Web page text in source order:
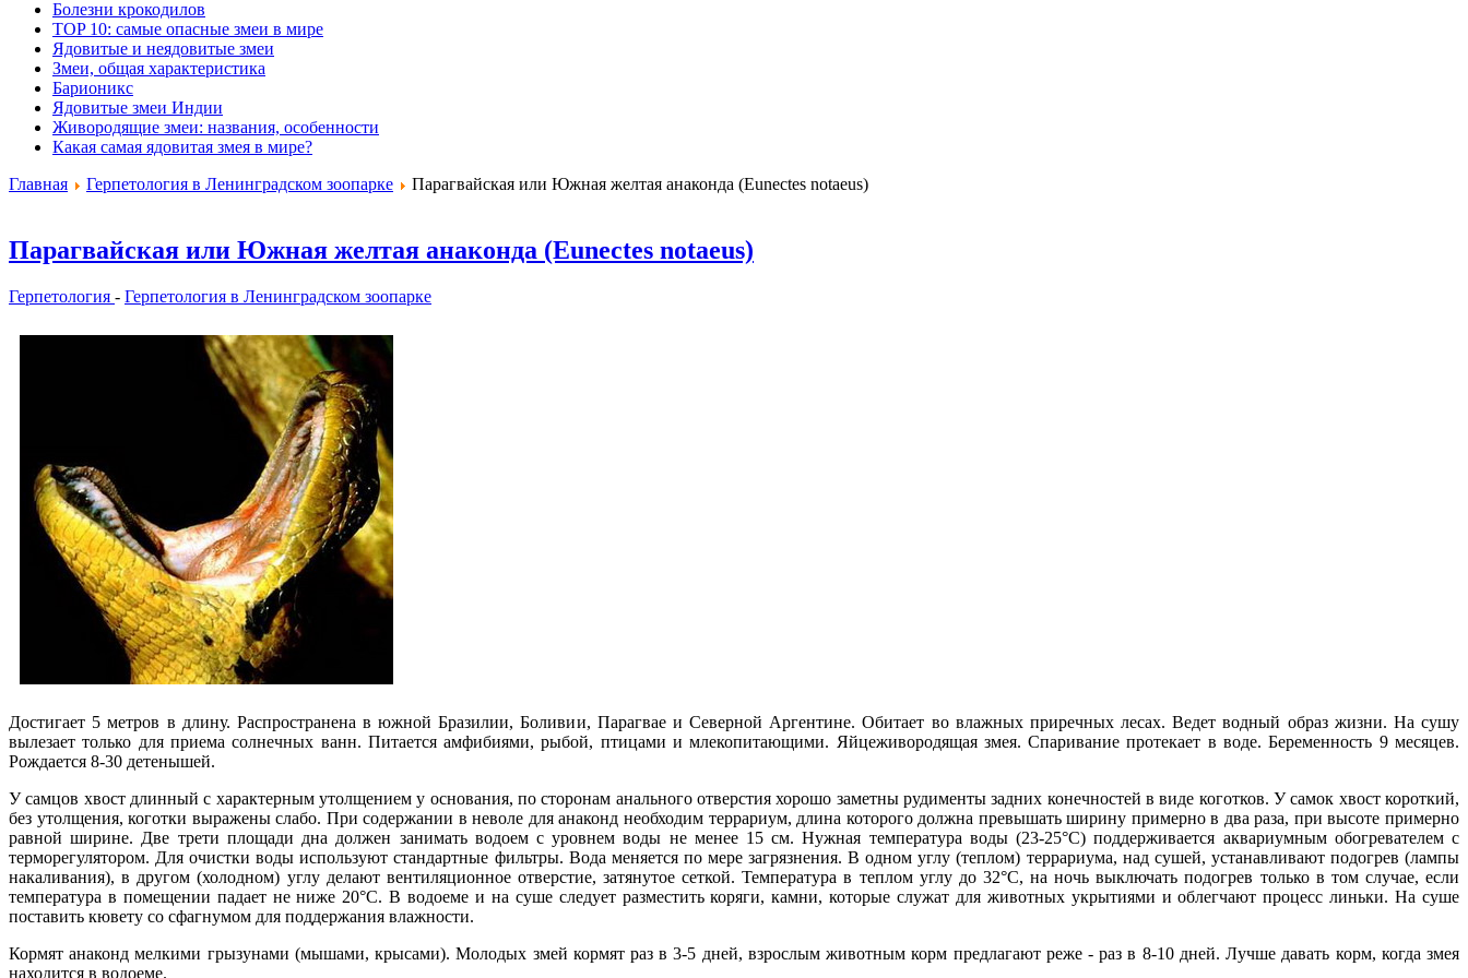
Болезни крокодилов
TOP 10: самые опасные змеи в мире
Ядовитые и неядовитые змеи
Змеи, общая характеристика
Барионикс
Ядовитые змеи Индии
Живородящие змеи: названия, особенности
Какая самая ядовитая змея в мире?
Главная
Герпетология в Ленинградском зоопарке Парагвайская или Южная желтая анаконда (Eunectes notaeus)
Парагвайская или Южная желтая анаконда (Eunectes notaeus)
Герпетология - Герпетология в Ленинградском зоопарке
Достигает 5 метров в длину. Распространена в южной Бразилии, Боливии, Парагвае и Северной Аргентине. Обитает во влажных приречных лесах. Ведет водный образ жизни. На сушу
вылезает только для приема солнечных ванн. Питается амфибиями, рыбой, птицами и млекопитающими. Яйцеживородящая змея. Спаривание протекает в воде. Беременность 9 месяцев.
Рождается 8-30 детенышей.
У самцов хвост длинный с характерным утолщением у основания, по сторонам анального отверстия хорошо заметны рудименты задних конечностей в виде коготков. У самок хвост короткий,
без утолщения, коготки выражены слабо. При содержании в неволе для анаконд необходим террариум, длина которого должна превышать ширину примерно в два раза, при высоте примерно
равной ширине. Две трети площади дна должен занимать водоем с уровнем воды не менее 15 см. Нужная температура воды (23-25°С) поддерживается аквариумным обогревателем с
терморегулятором. Для очистки воды используют стандартные фильтры. Вода меняется по мере загрязнения. В одном углу (теплом) террариума, над сушей, устанавливают подогрев (лампы
накаливания), в другом (холодном) углу делают вентиляционное отверстие, затянутое сеткой. Температура в теплом углу до 32°C, на ночь выключать подогрев только в том случае, если
температура в помещении падает не ниже 20°С. В водоеме и на суше следует разместить коряги, камни, которые служат для животных укрытиями и облегчают процесс линьки. На суше
поставить кювету со сфагнумом для поддержания влажности.
Кормят анаконд мелкими грызунами (мышами, крысами). Молодых змей кормят раз в 3-5 дней, взрослым животным корм предлагают реже - раз в 8-10 дней. Лучше давать корм, когда змея
находится в водоеме.